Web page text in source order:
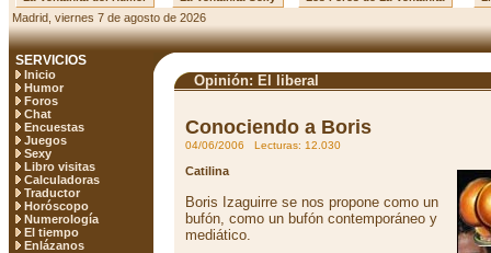
Madrid, viernes 7 de agosto de 2026
SERVICIOS
Inicio
Humor
Foros
Chat
Encuestas
Juegos
Sexy
Libro visitas
Calculadoras
Traductor
Horóscopo
Numerología
El tiempo
Enlázanos
Opinión: El liberal
Conociendo a Boris
04/06/2006 Lecturas: 12.030
Catilina
Boris Izaguirre se nos propone como un
bufón, como un bufón contemporáneo y
mediático.